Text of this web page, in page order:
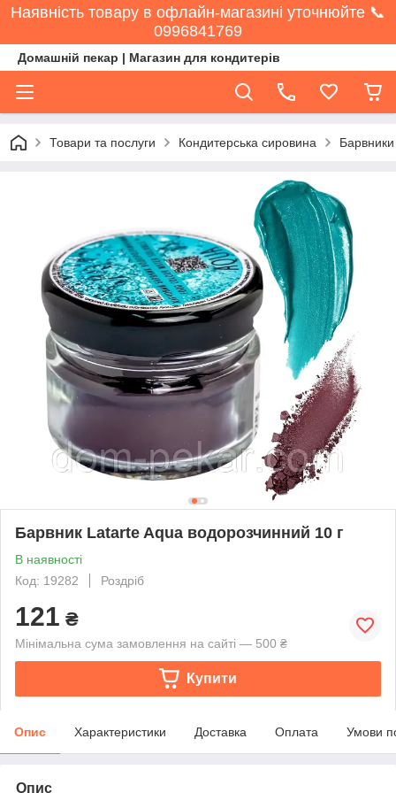
Наявність товару в офлайн-магазині уточнюйте 📞
0996841769
Домашній пекар | Магазин для кондитерів
Товари та послуги Кондитерська сировина Барвники
Барвник Latarte Aqua водорозчинний 10 г
В наявності
Код: 19282
Роздріб
121 ₴
Мінімальна сума замовлення на сайті — 500 ₴
Купити
Опис Характеристики Доставка Оплата Умови
Опис